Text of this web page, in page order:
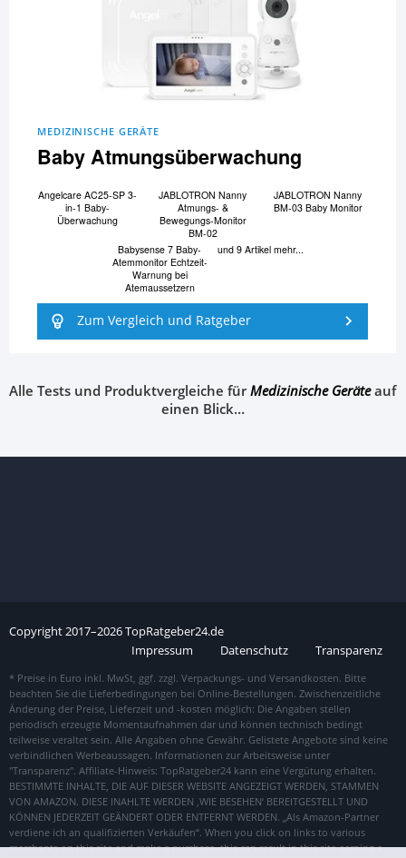
MEDIZINISCHE GERÄTE
Baby Atmungsüberwachung
Angelcare AC25-SP 3-
in-1 Baby-
Überwachung
JABLOTRON Nanny
Atmungs- &
Bewegungs-Monitor
BM-02
JABLOTRON Nanny
BM-03 Baby Monitor
Babysense 7 Baby-
Atemmonitor Echtzeit-
Warnung bei
Atemaussetzern
und 9 Artikel mehr...
Zum Vergleich und Ratgeber
Alle Tests und Produktvergleiche fürMedizinische Geräteauf
einen Blick…
Copyright2017–2026TopRatgeber24.de
Impressum
Datenschutz Transparenz